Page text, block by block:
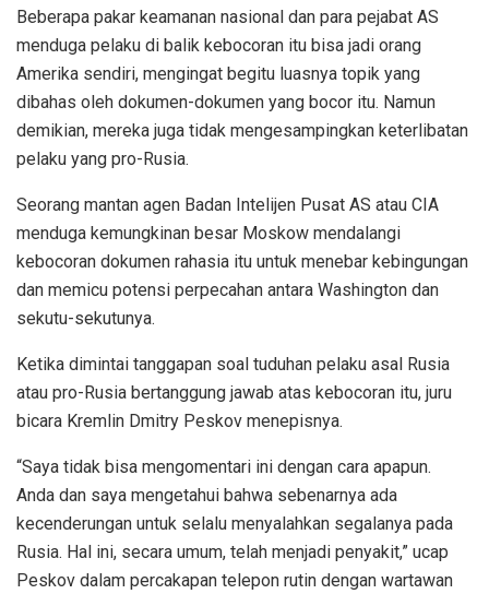
Beberapa pakar keamanan nasional dan para pejabat AS
menduga pelaku di balik kebocoran itu bisa jadi orang
Amerika sendiri, mengingat begitu luasnya topik yang
dibahas oleh dokumen-dokumen yang bocor itu. Namun
demikian, mereka juga tidak mengesampingkan keterlibatan
pelaku yang pro-Rusia.
Seorang mantan agen Badan Intelijen Pusat AS atau CIA
menduga kemungkinan besar Moskow mendalangi
kebocoran dokumen rahasia itu untuk menebar kebingungan
dan memicu potensi perpecahan antara Washington dan
sekutu-sekutunya.
Ketika dimintai tanggapan soal tuduhan pelaku asal Rusia
atau pro-Rusia bertanggung jawab atas kebocoran itu, juru
bicara Kremlin Dmitry Peskov menepisnya.
“Saya tidak bisa mengomentari ini dengan cara apapun.
Anda dan saya mengetahui bahwa sebenarnya ada
kecenderungan untuk selalu menyalahkan segalanya pada
Rusia. Hal ini, secara umum, telah menjadi penyakit,” ucap
Peskov dalam percakapan telepon rutin dengan wartawan